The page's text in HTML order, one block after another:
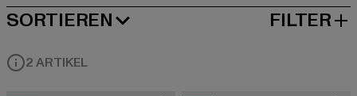
SORTIEREN
BELIEBTESTE FILTER
2 ARTIKEL